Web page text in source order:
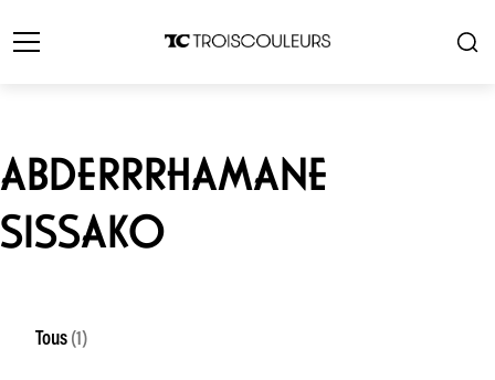
ABDERRRHAMANE
SISSAKO
Tous (1)